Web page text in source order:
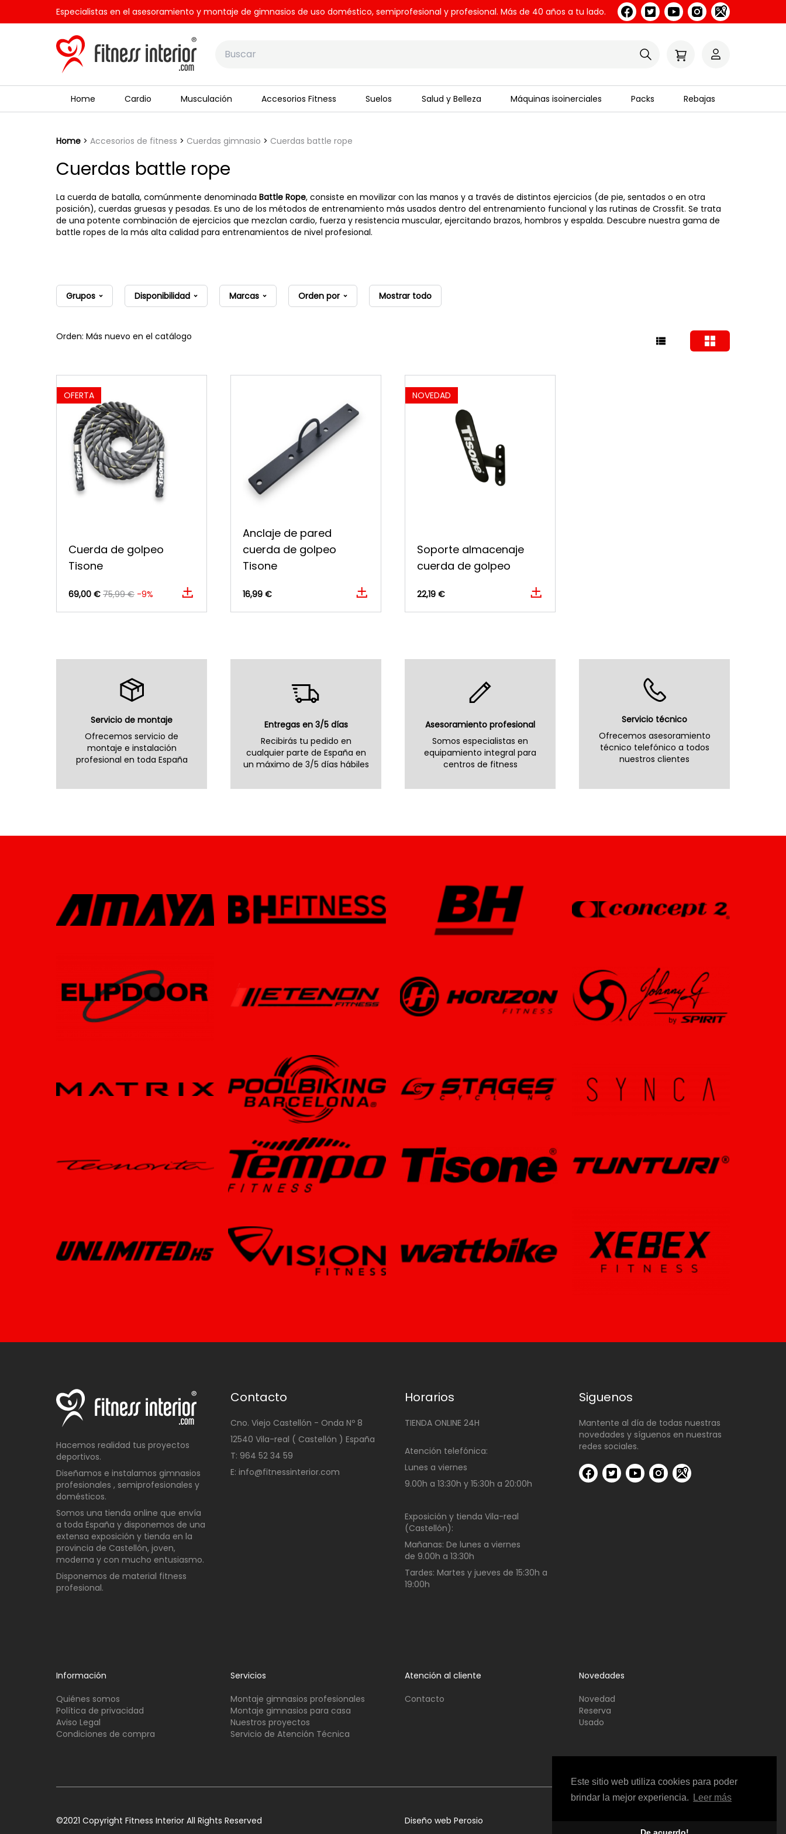
Este sitio web utiliza cookies para poder
brindar la mejor experiencia.
Leer más
Especialistas en el asesoramiento y montaje de gimnasios de uso doméstico, semiprofesional y profesional. Más de 40 años a tu lado.
Home Cardio Musculación Accesorios Fitness Suelos Salud y Belleza Máquinas isoinerciales Packs Rebajas
Home Accesorios de fitness Cuerdas gimnasio Cuerdas battle rope
Cuerdas battle rope
La cuerda de batalla, comúnmente denominada Battle Rope, consiste en movilizar con las manos y a través de distintos ejercicios (de pie, sentados o en otra
posición), cuerdas gruesas y pesadas. Es uno de los métodos de entrenamiento más usados dentro del entrenamiento funcional y las rutinas de Crossfit. Se trata
de una potente combinación de ejercicios que mezclan cardio, fuerza y resistencia muscular, ejercitando brazos, hombros y espalda. Descubre nuestra gama de
battle ropes de la más alta calidad para entrenamientos de nivel profesional.
Grupos Disponibilidad Marcas Orden por Mostrar todo
Orden: Más nuevo en el catálogo
OFERTA
Cuerda de golpeo
Tisone
69,00 € 75,99 € -9%
Anclaje de pared
cuerda de golpeo
Tisone
16,99 €
NOVEDAD
Soporte almacenaje
cuerda de golpeo
22,19 €
Servicio de montaje
Ofrecemos servicio de
montaje e instalación
profesional en toda España
Entregas en 3/5 días
Recibirás tu pedido en
cualquier parte de España en
un máximo de 3/5 días hábiles
Asesoramiento profesional
Somos especialistas en
equipamiento integral para
centros de fitness
Servicio técnico
Ofrecemos asesoramiento
técnico telefónico a todos
nuestros clientes
Hacemos realidad tus proyectos
deportivos.
Diseñamos e instalamos gimnasios
profesionales , semiprofesionales y
domésticos.
Somos una tienda online que envía
a toda España y disponemos de una
extensa exposición y tienda en la
provincia de Castellón, joven,
moderna y con mucho entusiasmo.
Disponemos de material fitness
profesional.
Contacto
Cno. Viejo Castellón - Onda Nº 8
12540 Vila-real ( Castellón ) España
T: 964 52 34 59
E: info@fitnessinterior.com
Horarios
TIENDA ONLINE 24H
Atención telefónica:
Lunes a viernes
9.00h a 13:30h y 15:30h a 20:00h
Exposición y tienda Vila-real
(Castellón):
Mañanas: De lunes a viernes
de 9.00h a 13:30h
Tardes: Martes y jueves de 15:30h a
19:00h
Siguenos
Mantente al día de todas nuestras
novedades y síguenos en nuestras
redes sociales.
Información
Quiénes somos
Política de privacidad
Aviso Legal
Condiciones de compra
Servicios
Montaje gimnasios profesionales
Montaje gimnasios para casa
Nuestros proyectos
Servicio de Atención Técnica
Atención al cliente
Contacto
Novedades
Novedad
Reserva
Usado
©2021 Copyright Fitness Interior All Rights Reserved Diseño web Perosio